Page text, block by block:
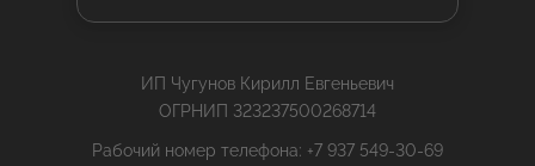
ИП Чугунов Кирилл Евгеньевич
ОГРНИП 323237500268714
Рабочий номер телефона: +7 937 549-30-69